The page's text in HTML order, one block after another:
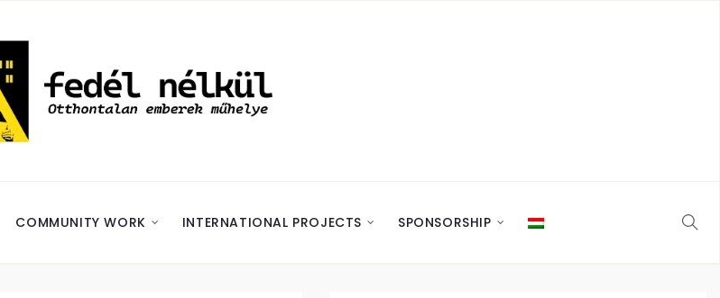
COMMUNITY WORK INTERNATIONAL PROJECTS SPONSORSHIP